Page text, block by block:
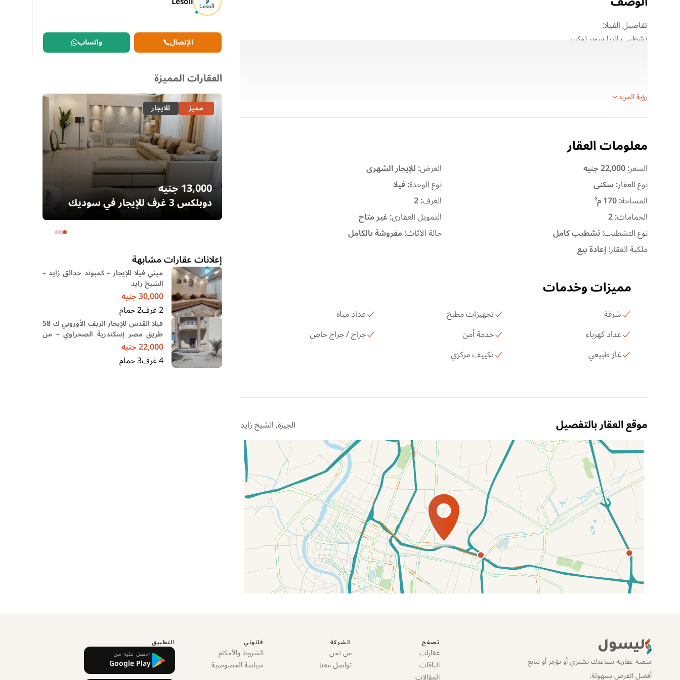
تفاصيل الفيلا:
تشطيب الترا سوبر لوكس
رؤية المزيد
معلومات العقار
السعر:22,000 جنيه العرض:للإيجار الشهرى
نوع العقار:سكنى نوع الوحدة:فيلا
المساحة:170 م² الغرف:
2
الحمامات:
2 التمويل العقارى:غير متاح
نوع التشطيب:تشطيب كامل حالة الأثاث:مفروشة بالكامل
ملكية العقار:إعادة بيع
مميزات وخدمات
شرفة تجهيزات مطبخ
عداد مياه
عداد كهرباء
خدمة أمن
جراج / جراج خاص
غاز طبيعي
تكييف مركزي
موقع العقار بالتفصيل الجيزة, الشيخ زايد
الموقع عل الخريطة
الإتصال واتساب
العقارات المميزة
مميز للايجار
13,000جنيه
دوبلكس 3 غرف للإيجار في سوديك
إيستاون – التجمع الخامس | غرفة ناني
إعلانات عقارات مشابهة
ميني فيلا للإيجار – كمبوند حدائق زايد –
الشيخ زايد
30,000جنيه
2غرف2حمام
فيلا القدس للإيجار الريف الأوروبي ك 58
طريق مصر إسكندرية الصحراوي – من
المالك مباشر
22,000جنيه
4غرف3حمام
ليسول
منصة عقارية تساعدك تشتري أو تؤجر أو تتابع
أفضل الفرص بسهولة.
تصفح
عقارات
الباقات
الشركة
من نحن
تواصل معنا
قانوني
الشروط والأحكام
سياسة الخصوصية
التطبيق
احصل عليه من
Google Play